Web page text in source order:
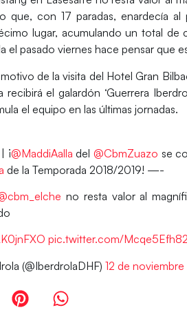
que, con 17 paradas, enardecía
lugar, acumulando un total
el pasado viernes hace pensar que
de la visita del Hotel Gran
recibirá el galardón ‘Guerrera
el equipo en las últimas jornadas.
¡@MaddiAalla del@CbmZuazo se
de la Temporada 2018/2019! —-
no resta valor al
pic.twitter.com/Mcqe5Efh82
(@IberdrolaDHF) 12 de